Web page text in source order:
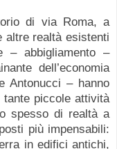
di via Roma, a
altre realtà esistenti
abbigliamento –
dell’economia
Antonucci – hanno
piccole attività
spesso di realtà a
più impensabili:
in edifici antichi,